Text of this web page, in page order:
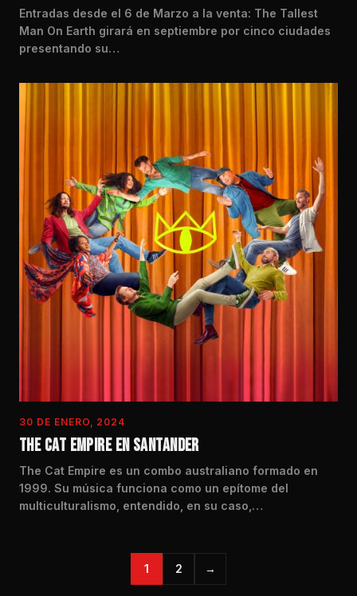
Entradas desde el 6 de Marzo a la venta: The Tallest
Man On Earth girará en septiembre por cinco ciudades
presentando su…
30 DE ENERO, 2024
THE CAT EMPIRE EN SANTANDER
The Cat Empire es un combo australiano formado en
1999. Su música funciona como un epítome del
multiculturalismo, entendido, en su caso,…
1 2 →